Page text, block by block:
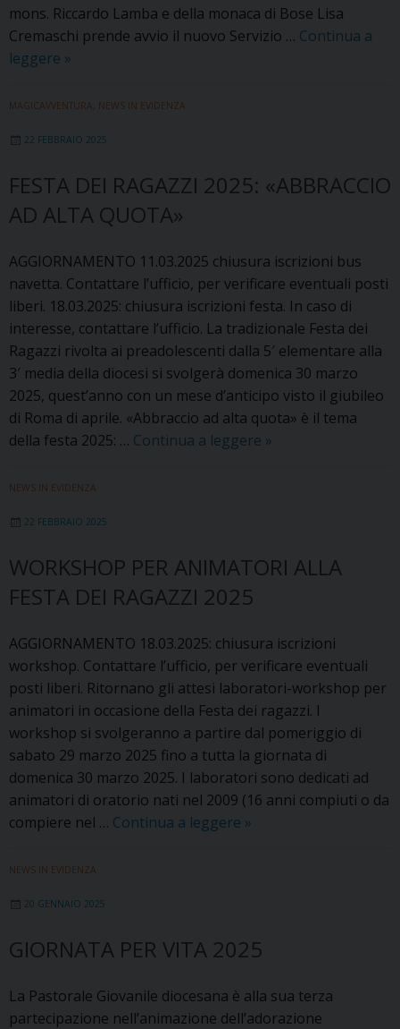
mons. Riccardo Lamba e della monaca di Bose Lisa
Cremaschi prende avvio il nuovo Servizio … Continua a
leggere Inaugurazione
Servizio
di
Universitaria:
6
2025
»
MAGICAVVENTURA NEWS IN EVIDENZA
22 FEBBRAIO 2025
FESTA DEI RAGAZZI 2025: «ABBRACCIO
AD ALTA QUOTA»
AGGIORNAMENTO 11.03.2025 chiusura iscrizioni bus
navetta. Contattare l’ufficio, per verificare eventuali posti
liberi. 18.03.2025: chiusura iscrizioni festa. In caso di
interesse, contattare l’ufficio. La tradizionale Festa dei
Ragazzi rivolta ai preadolescenti dalla 5′ elementare alla
3′ media della diocesi si svolgerà domenica 30 marzo
2025, quest’anno con un mese d’anticipo visto il giubileo
di Roma di aprile. «Abbraccio ad alta quota» è il tema
della festa 2025: … Continua a leggere Festa
alta
»
NEWS IN EVIDENZA
22 FEBBRAIO 2025
WORKSHOP PER ANIMATORI ALLA
FESTA DEI RAGAZZI 2025
AGGIORNAMENTO 18.03.2025: chiusura iscrizioni
workshop. Contattare l’ufficio, per verificare eventuali
posti liberi. Ritornano gli attesi laboratori-workshop per
animatori in occasione della Festa dei ragazzi. I
workshop si svolgeranno a partire dal pomeriggio di
sabato 29 marzo 2025 fino a tutta la giornata di
domenica 30 marzo 2025. I laboratori sono dedicati ad
animatori di oratorio nati nel 2009 (16 anni compiuti o da
compiere nel … Continua a leggere WORKSHOP
RAGAZZI
»
NEWS IN EVIDENZA
20 GENNAIO 2025
GIORNATA PER VITA 2025
La Pastorale Giovanile diocesana è alla sua terza
partecipazione nell’animazione dell’adorazione